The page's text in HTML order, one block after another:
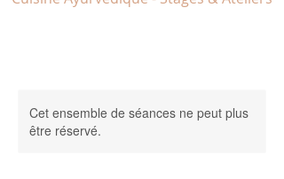
Cet ensemble de séances ne peut plus
être réservé.